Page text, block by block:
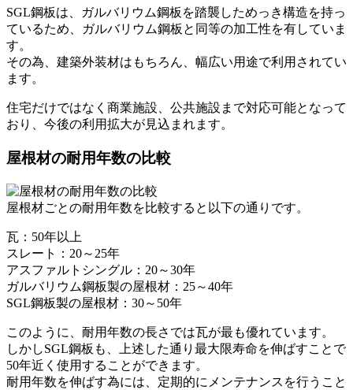
SGL鋼板は、ガルバリウム鋼板を踏襲しためっき構造を持っ
ているため、ガルバリウム鋼板と同等の加工性を有していま
す。
その為、建築外装材はもちろん、幅広い用途で利用されてい
ます。
住宅だけではなく商業施設、公共施設まで対応可能となって
おり、今後の利用拡大が見込まれます。
屋根材の耐用年数の比較
屋根材ごとの耐用年数を比較すると以下の通りです。
瓦：50年以上
スレート：20～25年
アスファルトシングル：20～30年
ガルバリウム鋼板製の屋根材：25～40年
SGL鋼板製の屋根材：30～50年
このように、耐用年数の長さでは瓦が最も優れています。
しかしSGL鋼板も、上述した通り最大限寿命を伸ばすことで
50年近く使用することができます。
耐用年数を伸ばす為には、定期的にメンテナンスを行うこと